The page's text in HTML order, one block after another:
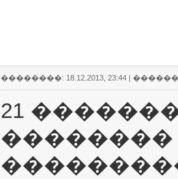
��������: 18.12.2013, 23:44 |
21
��������